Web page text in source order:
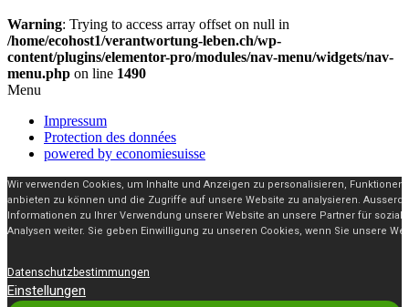
Warning: Trying to access array offset on null in
/home/ecohost1/verantwortung-leben.ch/wp-
content/plugins/elementor-pro/modules/nav-menu/widgets/nav-
menu.php on line 1490
Menu
Impressum
Protection des données
powered by economiesuisse
Wir verwenden Cookies, um Inhalte und Anzeigen zu personalisieren,
anbieten zu können und die Zugriffe auf unsere Website zu analysieren.
Informationen zu Ihrer Verwendung unserer Website an unsere Partner für
Analysen weiter. Sie geben Einwilligung zu unseren Cookies, wenn Sie unsere
Datenschutzbestimmungen
Einstellungen